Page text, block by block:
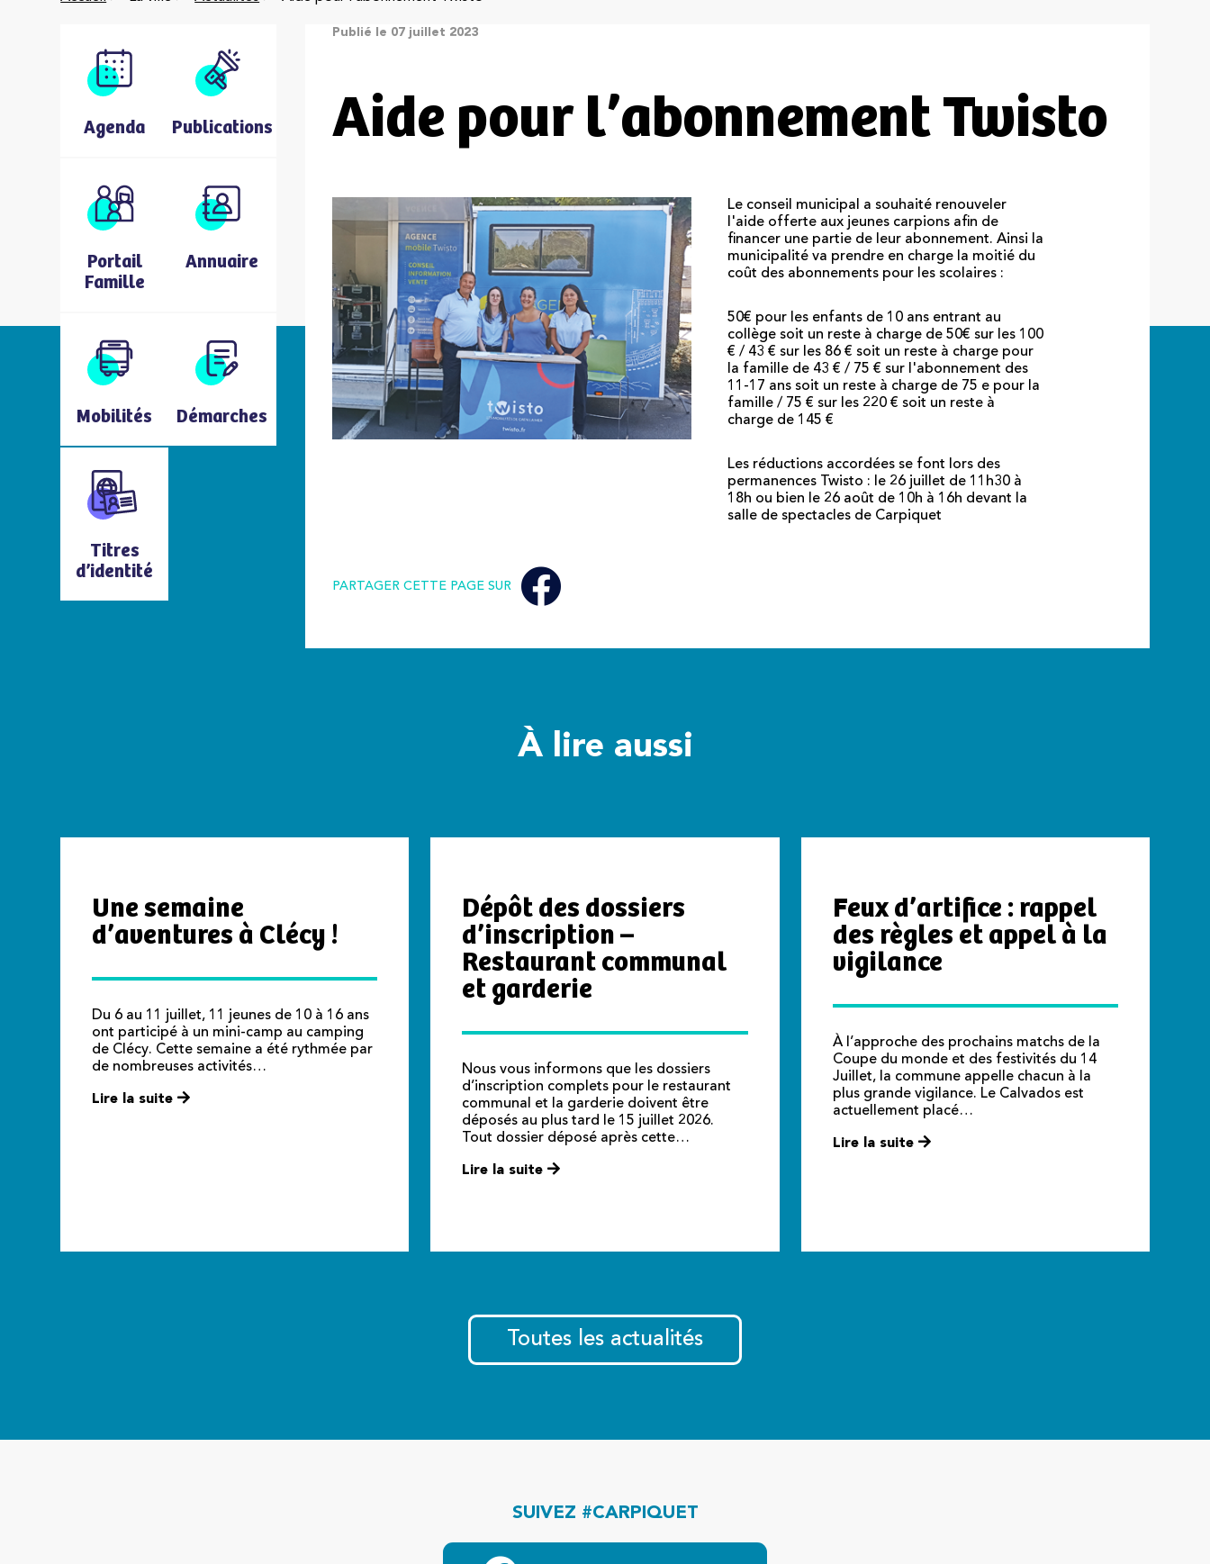
Agenda Publications
Portail
Famille
Annuaire
Mobilités Démarches
Titres
d’identité
Publié le 07 juillet 2023
Aide pour l’abonnement Twisto
Le conseil municipal a souhaité renouveler
l'aide offerte aux jeunes carpions afin de
financer une partie de leur abonnement. Ainsi la
municipalité va prendre en charge la moitié du
coût des abonnements pour les scolaires :
50€ pour les enfants de 10 ans entrant au
collège soit un reste à charge de 50€ sur les 100
€ / 43 € sur les 86 € soit un reste à charge pour
la famille de 43 € / 75 € sur l'abonnement des
11-17 ans soit un reste à charge de 75 e pour la
famille / 75 € sur les 220 € soit un reste à
charge de 145 €
Les réductions accordées se font lors des
permanences Twisto : le 26 juillet de 11h30 à
18h ou bien le 26 août de 10h à 16h devant la
salle de spectacles de Carpiquet
PARTAGER CETTE PAGE SUR
À lire aussi
Une semaine
d’aventures à Clécy !
Du 6 au 11 juillet, 11 jeunes de 10 à 16 ans
ont participé à un mini-camp au camping
de Clécy. Cette semaine a été rythmée par
de nombreuses activités…
Lire la suite
Dépôt des dossiers
d’inscription –
Restaurant communal
et garderie
Nous vous informons que les dossiers
d’inscription complets pour le restaurant
communal et la garderie doivent être
déposés au plus tard le 15 juillet 2026.
Tout dossier déposé après cette…
Lire la suite
Feux d’artifice : rappel
des règles et appel à la
vigilance
À l’approche des prochains matchs de la
Coupe du monde et des festivités du 14
Juillet, la commune appelle chacun à la
plus grande vigilance. Le Calvados est
actuellement placé…
Lire la suite
Toutes les actualités
SUIVEZ #CARPIQUET